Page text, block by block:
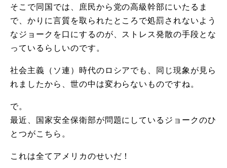
そこで同国では、庶民から党の高級幹部にいたるま
で、かりに言質を取られたところで処罰されないよう
なジョークを口にするのが、ストレス発散の手段とな
っているらしいのです。
社会主義（ソ連）時代のロシアでも、同じ現象が見ら
れましたから、世の中は変わらないものですね。
で。
最近、国家安全保衛部が問題にしているジョークのひ
とつがこちら。
これは全てアメリカのせいだ！